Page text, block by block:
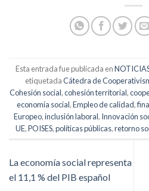
Esta entrada fue publicada en
etiquetadaCátedra de
Cohesión social,cohesión territorial,
economía social,Empleo de calidad,
Europeo,inclusión laboral, Innovación
UE,POISES,políticas públicas,retorno
La economía social representa
el 11,1 % del PIB español